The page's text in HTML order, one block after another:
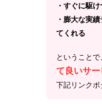
・すぐに駆
・膨大な実
てくれる
ということで
て良いサー
下記リンク